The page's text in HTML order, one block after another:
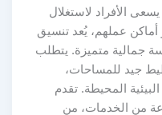
الأفراد لاستغلال
أماكن عملهم، يُعد تنسيق
جمالية متميزة. يتطلب
جيد للمساحات،
المحيطة. تقدم
من الخدمات، من